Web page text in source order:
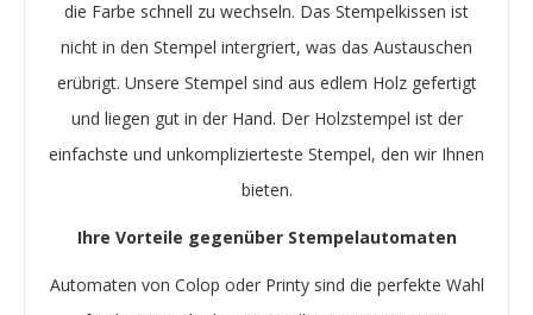
die Farbe schnell zu wechseln. Das Stempelkissen ist
nicht in den Stempel intergriert, was das Austauschen
erübrigt. Unsere Stempel sind aus edlem Holz gefertigt
und liegen gut in der Hand. Der Holzstempel ist der
einfachste und unkomplizierteste Stempel, den wir Ihnen
bieten.
Ihre Vorteile gegenüber Stempelautomaten
Automaten von Colop oder Printy sind die perfekte Wahl